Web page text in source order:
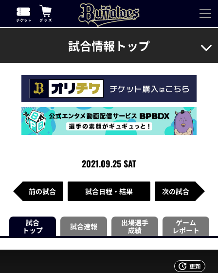
試合情報トップ
2021.09.25 SAT
前の試合 試合日程・結果 次の試合
試合
トップ
試合速報
出場選手
成績
ゲーム
レポート
更新